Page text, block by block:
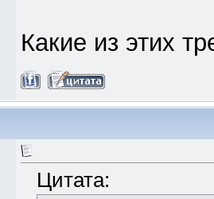
Какие из этих
Цитата: